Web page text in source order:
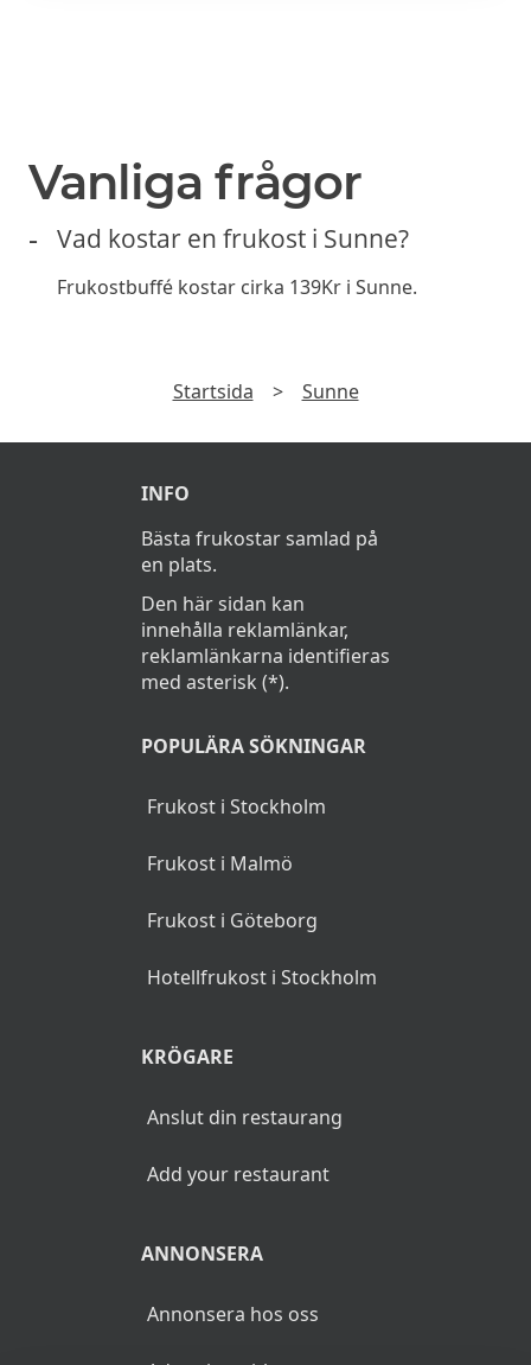
Prenumerera gärna på erbjudanden från
restauranger och få dem direkt i din e-post. Exklusiva
erbjudanden varje månad.
Vanliga frågor
Vad kostar en frukost i Sunne?
Frukostbuffé kostar cirka 139Kr i Sunne.
Startsida >
en plats.
innehålla reklamlänkar,
med asterisk (*).
POPULÄRA SÖKNINGAR